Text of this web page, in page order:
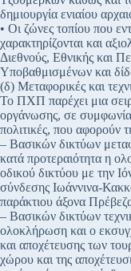
δημιουργία ενιαίου
• Οι ζώνες τοπίου που
χαρακτηρίζονται και
Διεθνούς, Εθνικής και
Υποβαθμισμένων και
(δ) Μεταφορικές και
Το ΠΧΠ παρέχει μια
οργάνωσης, σε συμφωνία
πολιτικές, που αφορούν
– Βασικών δικτύων
κατά προτεραιότητα η
οδικού δικτύου με την
σύνδεσης Ιωάννινα-
παράκτιου άξονα
– Βασικών δικτύων
ολοκλήρωση και ο
και αποχέτευσης των
χώρου και της